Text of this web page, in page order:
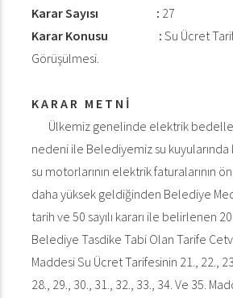
Karar Sayısı : 27
Karar Konusu : Su Ücret
Görüşülmesi.
K A R A R M E T N İ
Ülkemiz genelinde elektrik
nedeni ile Belediyemiz su
su motorlarının elektrik faturalarının
daha yüksek geldiğinden Belediye
tarih ve 50 sayılı kararı ile belirlenen
Belediye Tasdike Tabi Olan Tarife
Maddesi Su Ücret Tarifesinin 21., 22.,
28., 29., 30., 31., 32., 33., 34. Ve 35.